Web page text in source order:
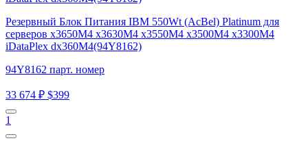
Резервный Блок Питания IBM 550Wt (AcBel) Platinum для
серверов x3650M4 x3630M4 x3550M4 x3500M4 x3300M4
iDataPlex dx360M4(94Y8162)
94Y8162 парт. номер
33 674 ₽ $399
1